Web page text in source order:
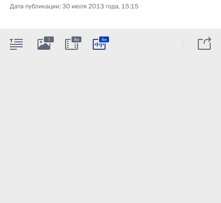
Дата публикации:30 июля 2013 года, 15:15
7 8м 8м